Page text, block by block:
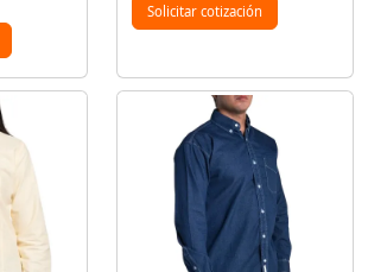
Solicitar cotización